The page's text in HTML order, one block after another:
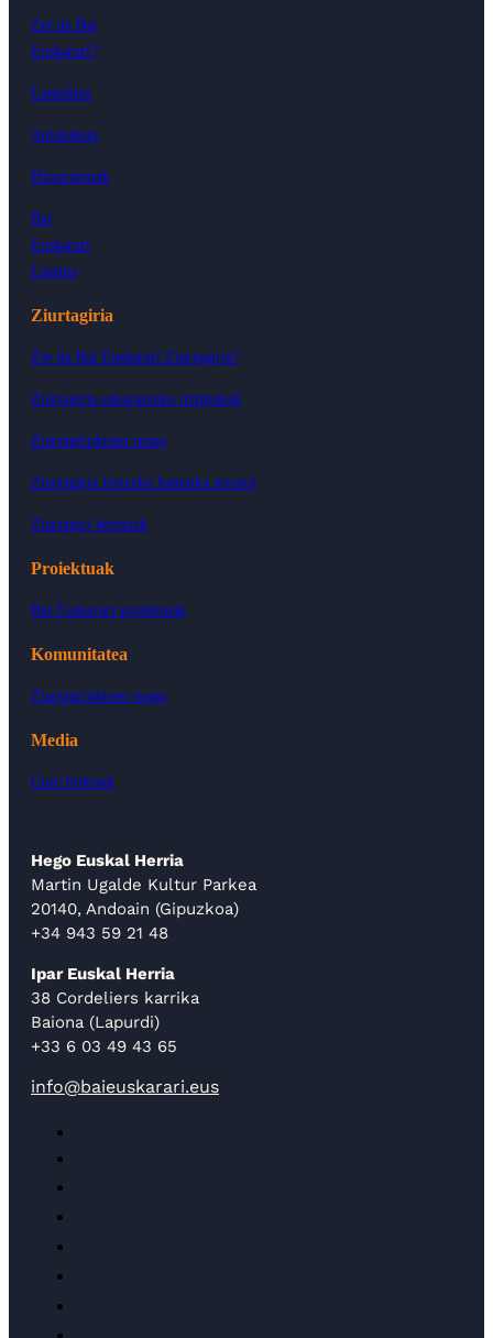
Zer da Bai
Euskarari?
Lantaldea
Antolaketa
Hitzarmenak
Bai
Euskarari
Laguna
Ziurtagiria
Zer da Bai Euskarari Ziurtagiria?
Ziurtagiria eskuratzeko irizpideak
Ziurtagiridunen mapa
Ziurtagiria lortzeko hamaika arrazoi
Ziurtagiri bereziak
Proiektuak
Bai Euskarari proiektuak
Komunitatea
Ziurtagiridunen mapa
Media
Gure bideoak
Hego Euskal Herria
Martin Ugalde Kultur Parkea
20140, Andoain (Gipuzkoa)
+34 943 59 21 48
Ipar Euskal Herria
38 Cordeliers karrika
Baiona (Lapurdi)
+33 6 03 49 43 65
info@baieuskarari.eus